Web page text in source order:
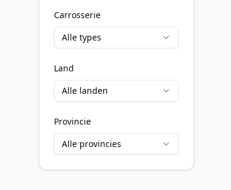
Carrosserie
Alle types
Land
Alle landen
Provincie
Alle provincies